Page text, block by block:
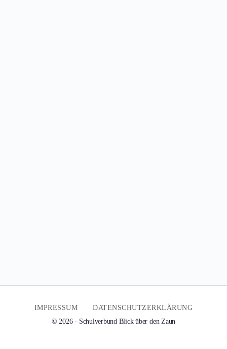
IMPRESSUM
DATENSCHUTZERKLÄRUNG
© 2026 - Schulverbund Blick über den Zaun